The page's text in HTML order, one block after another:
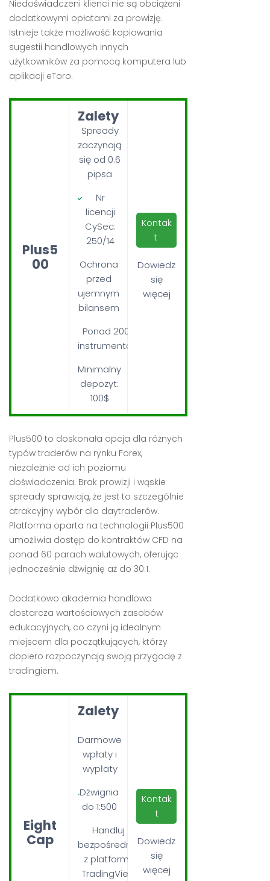
Niedoświadczeni klienci nie są obciążeni
dodatkowymi opłatami za prowizję.
Istnieje także możliwość kopiowania
sugestii handlowych innych
użytkowników za pomocą komputera lub
aplikacji eToro.
Plus5
00
Zalety
Spready
zaczynają
się od 0.6
pipsa
Nr
licencji
CySec:
250/14
Ochrona
przed
ujemnym
bilansem
Ponad 2000
instrumentów
Minimalny
depozyt:
100$
Kontak
t
Dowiedz
się
więcej
Plus500 to doskonała opcja dla różnych
typów traderów na rynku Forex,
niezależnie od ich poziomu
doświadczenia. Brak prowizji i wąskie
spready sprawiają, że jest to szczególnie
atrakcyjny wybór dla daytraderów.
Platforma oparta na technologii Plus500
umożliwia dostęp do kontraktów CFD na
ponad 60 parach walutowych, oferując
jednocześnie dźwignię aż do 30:1.
Dodatkowo akademia handlowa
dostarcza wartościowych zasobów
edukacyjnych, co czyni ją idealnym
miejscem dla początkujących, którzy
dopiero rozpoczynają swoją przygodę z
tradingiem.
Eight
Cap
Zalety
Darmowe
wpłaty i
wypłaty
Dźwignia
do 1:500
Handluj
bezpośrednio
z platformy
TradingView
Kontak
t
Dowiedz
się
więcej